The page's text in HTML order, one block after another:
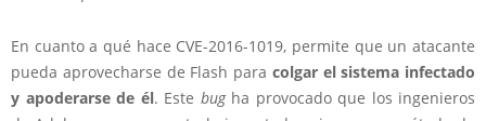
En cuanto a qué hace CVE-2016-1019, permite que un atacante
pueda aprovecharse de Flash para colgar el sistema infectado
y apoderarse de él. Este bugha provocado que los ingenieros